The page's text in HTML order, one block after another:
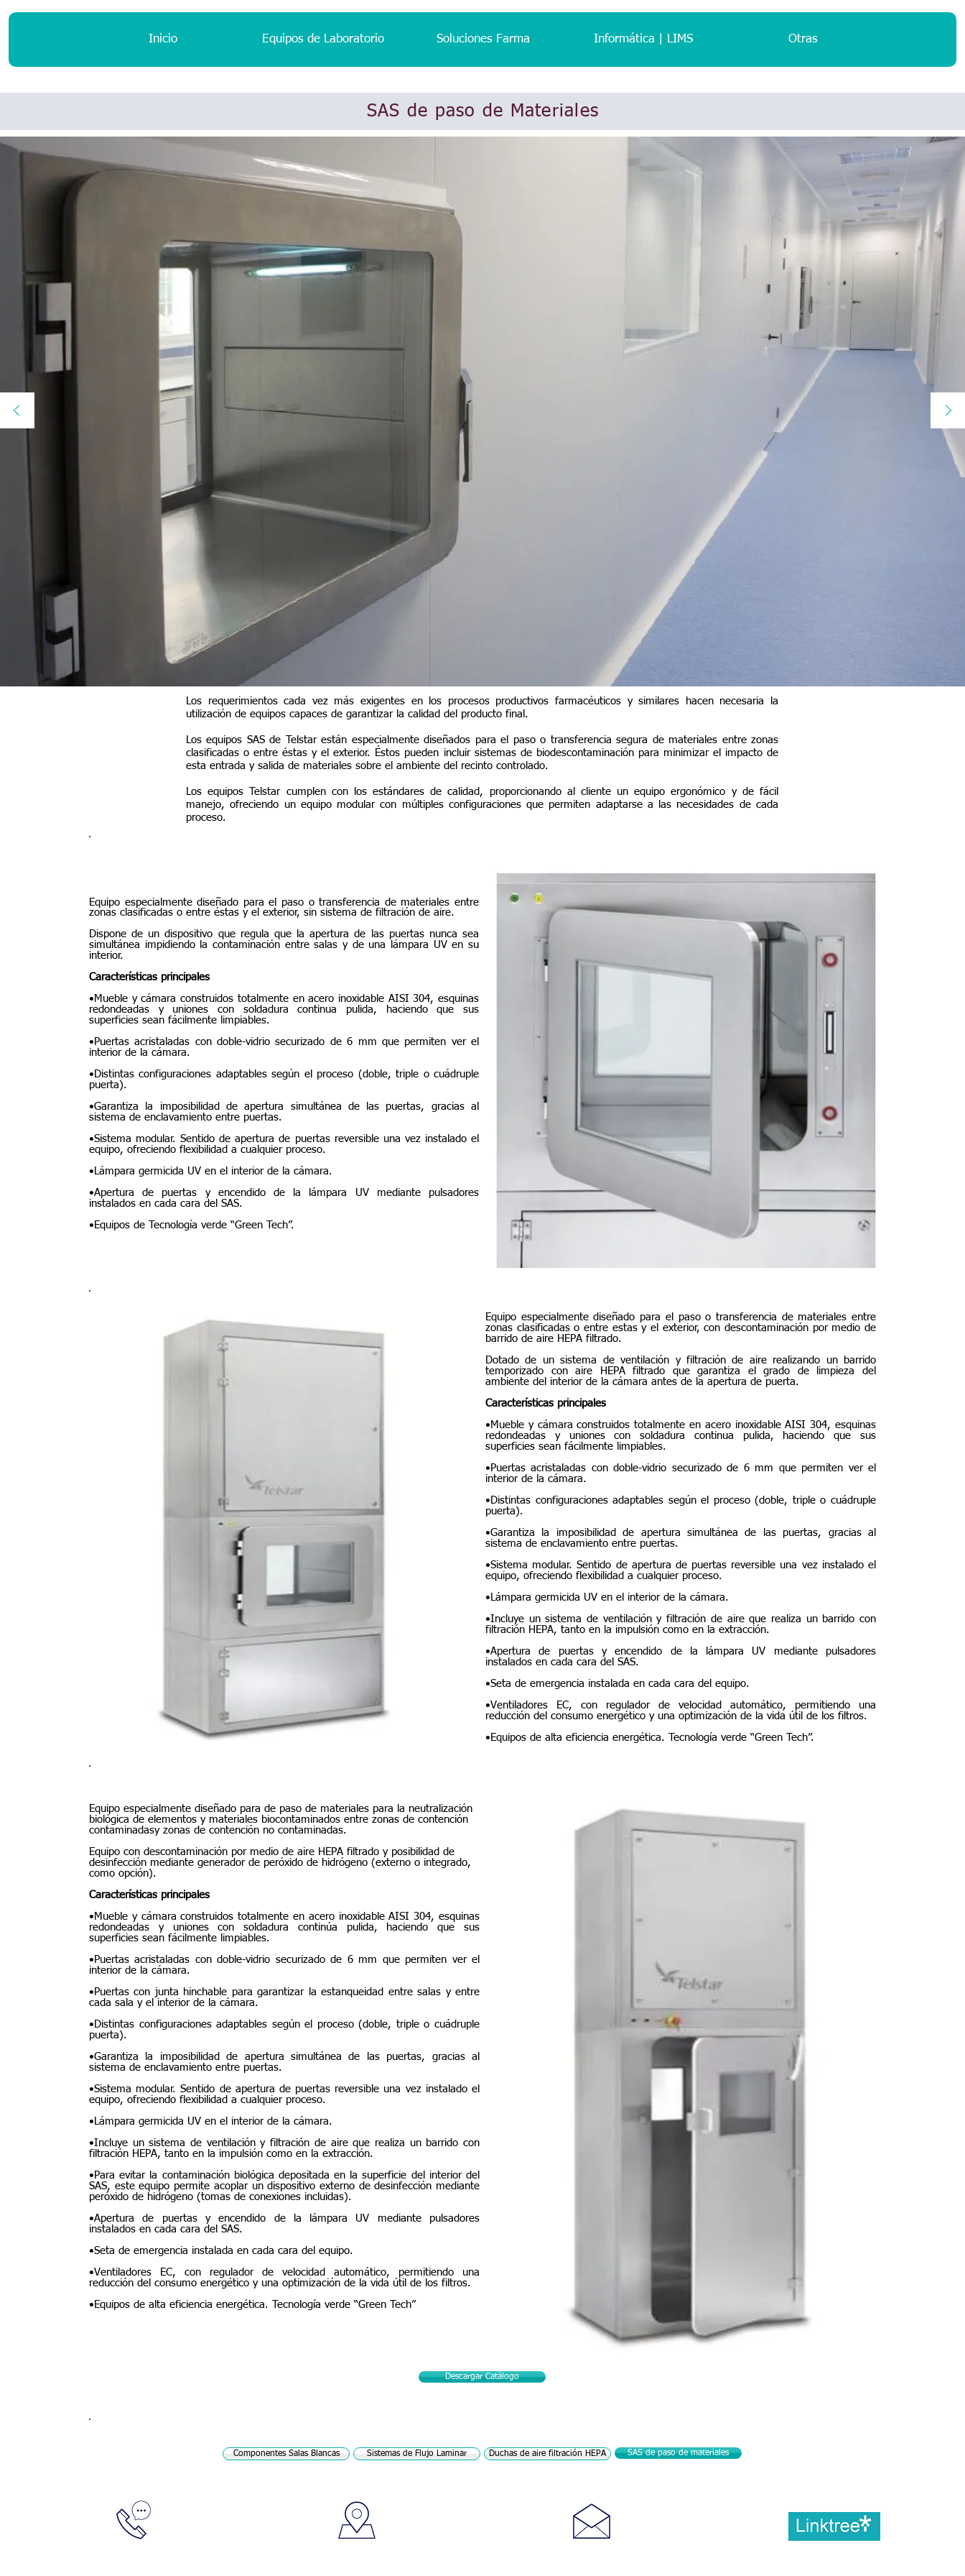
Inicio Equipos de Laboratorio Soluciones Farma Informática | LIMS Otras
SAS de paso de Materiales
Los requerimientos cada vez más exigentes en los procesos productivos farmacéuticos y similares hacen necesaria la
utilización de equipos capaces de garantizar la calidad del producto final.
Los equipos SAS de Telstar están especialmente diseñados para el paso o transferencia segura de materiales entre zonas
clasificadas o entre éstas y el exterior. Éstos pueden incluir sistemas de biodescontaminación para minimizar el impacto de
esta entrada y salida de materiales sobre el ambiente del recinto controlado.
Los equipos Telstar cumplen con los estándares de calidad, proporcionando al cliente un equipo ergonómico y de fácil
manejo, ofreciendo un equipo modular con múltiples configuraciones que permiten adaptarse a las necesidades de cada
proceso.
Equipo especialmente diseñado para el paso o transferencia de materiales entre
zonas clasificadas o entre éstas y el exterior, sin sistema de filtración de aire.
Dispone de un dispositivo que regula que la apertura de las puertas nunca sea
simultánea impidiendo la contaminación entre salas y de una lámpara UV en su
interior.
Características principales
•Mueble y cámara construidos totalmente en acero inoxidable AISI 304, esquinas
redondeadas y uniones con soldadura continua pulida, haciendo que sus
superficies sean fácilmente limpiables.
•Puertas acristaladas con doble-vidrio securizado de 6 mm que permiten ver el
interior de la cámara.
•Distintas configuraciones adaptables según el proceso (doble, triple o cuádruple
puerta).
•Garantiza la imposibilidad de apertura simultánea de las puertas, gracias al
sistema de enclavamiento entre puertas.
•Sistema modular. Sentido de apertura de puertas reversible una vez instalado el
equipo, ofreciendo flexibilidad a cualquier proceso.
•Lámpara germicida UV en el interior de la cámara.
•Apertura de puertas y encendido de la lámpara UV mediante pulsadores
instalados en cada cara del SAS.
•Equipos de Tecnología verde “Green Tech”.
Equipo especialmente diseñado para el paso o transferencia de materiales entre
zonas clasificadas o entre estas y el exterior, con descontaminación por medio de
barrido de aire HEPA filtrado.
Dotado de un sistema de ventilación y filtración de aire realizando un barrido
temporizado con aire HEPA filtrado que garantiza el grado de limpieza del
ambiente del interior de la cámara antes de la apertura de puerta.
Características principales
•Mueble y cámara construidos totalmente en acero inoxidable AISI 304, esquinas
redondeadas y uniones con soldadura continua pulida, haciendo que sus
superficies sean fácilmente limpiables.
•Puertas acristaladas con doble-vidrio securizado de 6 mm que permiten ver el
interior de la cámara.
•Distintas configuraciones adaptables según el proceso (doble, triple o cuádruple
puerta).
•Garantiza la imposibilidad de apertura simultánea de las puertas, gracias al
sistema de enclavamiento entre puertas.
•Sistema modular. Sentido de apertura de puertas reversible una vez instalado el
equipo, ofreciendo flexibilidad a cualquier proceso.
•Lámpara germicida UV en el interior de la cámara.
•Incluye un sistema de ventilación y filtración de aire que realiza un barrido con
filtración HEPA, tanto en la impulsión como en la extracción.
•Apertura de puertas y encendido de la lámpara UV mediante pulsadores
instalados en cada cara del SAS.
•Seta de emergencia instalada en cada cara del equipo.
•Ventiladores EC, con regulador de velocidad automático, permitiendo una
reducción del consumo energético y una optimización de la vida útil de los filtros.
•Equipos de alta eficiencia energética. Tecnología verde “Green Tech”.
Equipo especialmente diseñado para de paso de materiales para la neutralización
biológica de elementos y materiales biocontaminados entre zonas de contención
contaminadasy zonas de contención no contaminadas.
Equipo con descontaminación por medio de aire HEPA filtrado y posibilidad de
desinfección mediante generador de peróxido de hidrógeno (externo o integrado,
como opción).
Características principales
•Mueble y cámara construidos totalmente en acero inoxidable AISI 304, esquinas
redondeadas y uniones con soldadura continúa pulida, haciendo que sus
superficies sean fácilmente limpiables.
•Puertas acristaladas con doble-vidrio securizado de 6 mm que permiten ver el
interior de la cámara.
•Puertas con junta hinchable para garantizar la estanqueidad entre salas y entre
cada sala y el interior de la cámara.
•Distintas configuraciones adaptables según el proceso (doble, triple o cuádruple
puerta).
•Garantiza la imposibilidad de apertura simultánea de las puertas, gracias al
sistema de enclavamiento entre puertas.
•Sistema modular. Sentido de apertura de puertas reversible una vez instalado el
equipo, ofreciendo flexibilidad a cualquier proceso.
•Lámpara germicida UV en el interior de la cámara.
•Incluye un sistema de ventilación y filtración de aire que realiza un barrido con
filtración HEPA, tanto en la impulsión como en la extracción.
•Para evitar la contaminación biológica depositada en la superficie del interior del
SAS, este equipo permite acoplar un dispositivo externo de desinfección mediante
peróxido de hidrógeno (tomas de conexiones incluidas).
•Apertura de puertas y encendido de la lámpara UV mediante pulsadores
instalados en cada cara del SAS.
•Seta de emergencia instalada en cada cara del equipo.
•Ventiladores EC, con regulador de velocidad automático, permitiendo una
reducción del consumo energético y una optimización de la vida útil de los filtros.
•Equipos de alta eficiencia energética. Tecnología verde “Green Tech”
Descargar Catálogo
Componentes Salas Blancas Sistemas de Flujo Laminar Duchas de aire filtración HEPA SAS de paso de materiales